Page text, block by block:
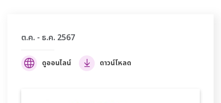
ต.ค. - ธ.ค. 2567
ดูออนไลน์ ดาวน์โหลด